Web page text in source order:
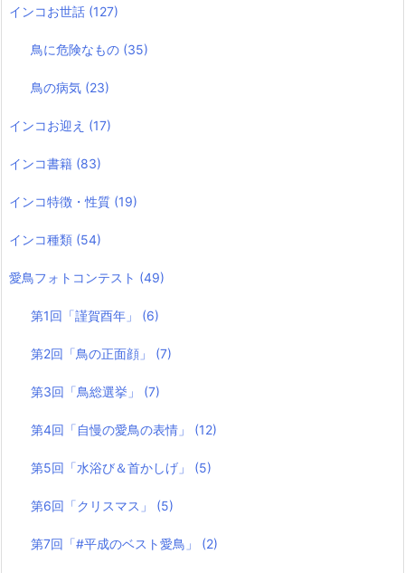
インコお世話 (127)
鳥に危険なもの (35)
鳥の病気 (23)
インコお迎え (17)
インコ書籍 (83)
インコ特徴・性質 (19)
インコ種類 (54)
愛鳥フォトコンテスト (49)
第1回「謹賀酉年」 (6)
第2回「鳥の正面顔」 (7)
第3回「鳥総選挙」 (7)
第4回「自慢の愛鳥の表情」 (12)
第5回「水浴び＆首かしげ」 (5)
第6回「クリスマス」 (5)
第7回「#平成のベスト愛鳥」 (2)